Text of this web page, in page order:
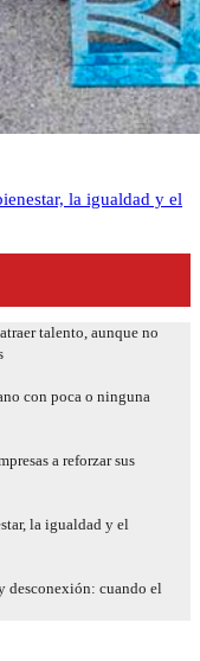
la igualdad y el
talento, aunque no
con poca o ninguna
a reforzar sus
la igualdad y el
desconexión: cuando el